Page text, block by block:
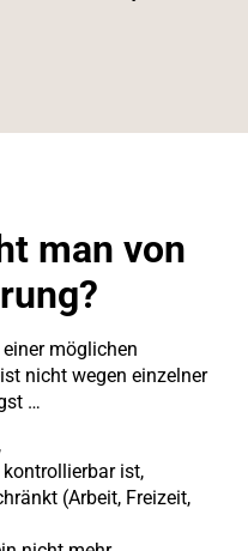
man von
möglichen
nicht wegen einzelner
…
ist,
(Arbeit, Freizeit,